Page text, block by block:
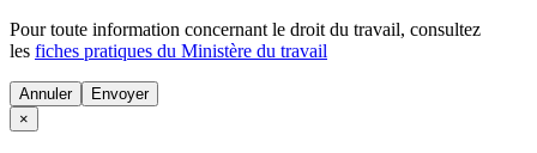
Pour toute information concernant le droit du travail, consultez
les fiches pratiques du Ministère du travail
Annuler
×